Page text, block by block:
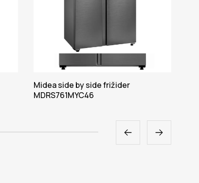
Midea side by side frižider
MDRS761MYC46